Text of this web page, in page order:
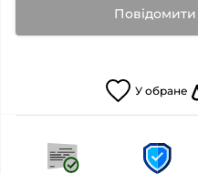
Повідомити
У обране